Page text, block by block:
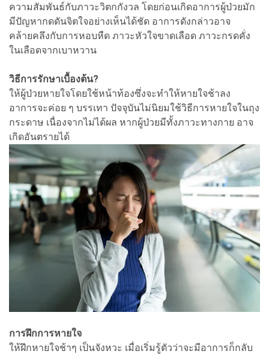
ความสัมพันธ์กับภาวะวิตกกังวล โดยก่อนเกิดอาการผู้ป่วยมัก
มีปัญหากดดันจิตใจอย่างเห็นได้ชัด อาการดังกล่าวอาจ
คล้ายคลึงกับการหอบหืด ภาวะหัวใจขาดเลือด ภาวะกรดคั่ง
ในเลือดจากเบาหวาน
วิธีการรักษาเบื้องต้น?
ให้ผู้ป่วยหายใจโดยใช้หน้าท้องซึ่งจะทำให้หายใจช้าลง
อาการจะค่อย ๆ บรรเทา ปัจจุบันไม่นิยมใช้วิธีการหายใจในถุง
กระดาษ เนื่องจากไม่ได้ผล หากผู้ป่วยมีทั้งภาวะทางกาย อาจ
เกิดอันตรายได้
การฝึกการหายใจ
ให้ฝึกหายใจช้าๆ เป็นจังหวะ เมื่อเริ่มรู้ตัวว่าจะมีอาการก็กลับ